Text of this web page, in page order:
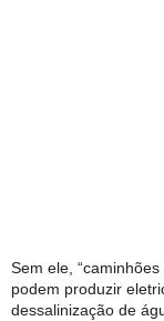
Sem ele,
podem produzir
dessalinização de